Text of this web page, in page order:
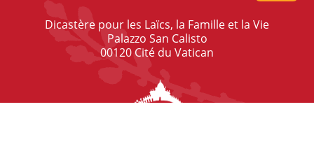
Dicastère pour les Laïcs, la Famille et la Vie
Palazzo San Calisto
00120 Cité du Vatican